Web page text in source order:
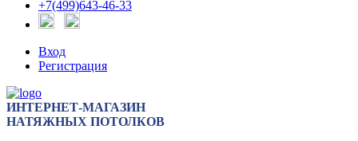
+7(499)643-46-33
Вход
Регистрация
ИНТЕРНЕТ-МАГАЗИН
НАТЯЖНЫХ ПОТОЛКОВ